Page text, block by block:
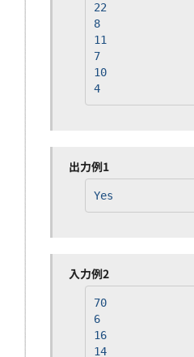
22
8
11
7
10
4
出力例1
Yes
入力例2
70
6
16
14